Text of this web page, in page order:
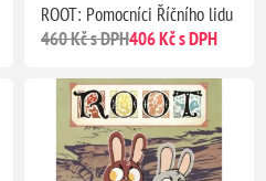
ROOT: Pomocníci Říčního lidu
460 Kč s DPH406 Kč s DPH